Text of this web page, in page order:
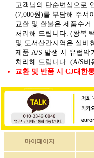
고객님의 단순변심으로
(7,000원)를 부담해 주셔
교환 및 환불은 제품수거
처리해 드립니다. (왕복
및 도서산간지역은 실비
제품 A/S 발생 시 유럽악
처리해 드립니다. (A/S비
교환 및 반품 시 CJ대한
마이페이지